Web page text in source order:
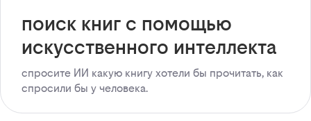
поиск книг с помощью
искусственного интеллекта
спросите ИИ какую книгу хотели бы прочитать, как
спросили бы у человека.